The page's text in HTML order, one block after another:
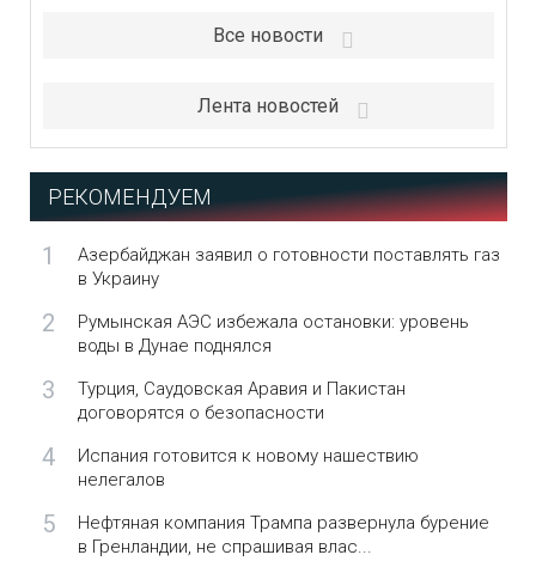
Все новости
Лента новостей
РЕКОМЕНДУЕМ
1
Азербайджан заявил о готовности поставлять газ
в Украину
2
Румынская АЭС избежала остановки: уровень
воды в Дунае поднялся
3
Турция, Саудовская Аравия и Пакистан
договорятся о безопасности
4
Испания готовится к новому нашествию
нелегалов
5
Нефтяная компания Трампа развернула бурение
в Гренландии, не спрашивая влас...